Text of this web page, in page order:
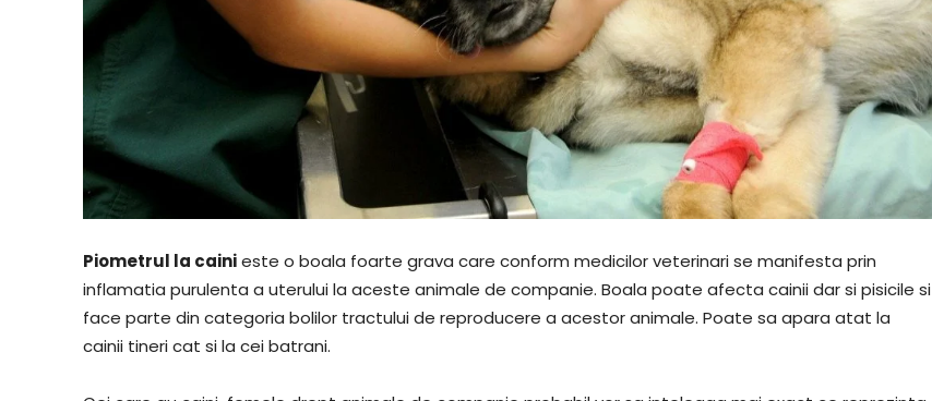
Piometrul la cainieste o boala foarte grava care conform medicilor veterinari se manifesta prin
inflamatia purulenta a uterului la aceste animale de companie. Boala poate afecta cainii dar si pisicile si
face parte din categoria bolilor tractului de reproducere a acestor animale. Poate sa apara atat la
cainii tineri cat si la cei batrani.